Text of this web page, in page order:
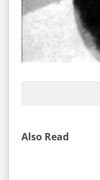
Also Read